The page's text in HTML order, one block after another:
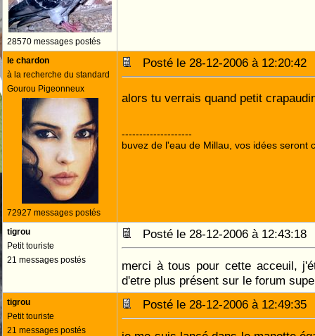
28570 messages postés
le chardon
à la recherche du standard
Gourou Pigeonneux
72927 messages postés
Posté le 28-12-2006 à
alors tu verrais quand petit
--------------------
buvez de l'eau de Millau, vos idées seront
tigrou
Petit touriste
21 messages postés
Posté le 28-12-2006 à
merci à tous pour cette acceuil,
d'etre plus présent sur le forum
tigrou
Petit touriste
21 messages postés
Posté le 28-12-2006 à